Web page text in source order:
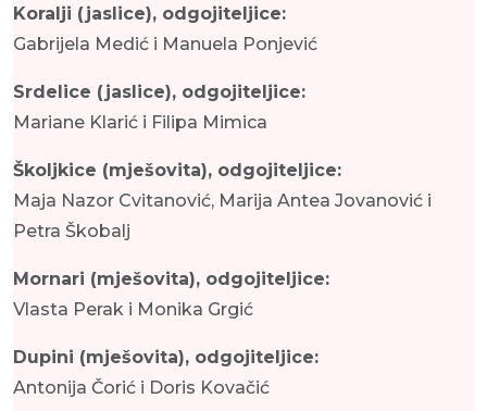
Koralji (jaslice), odgojiteljice:
Gabrijela Medić i Manuela Ponjević
Srdelice (jaslice), odgojiteljice:
Mariane Klarić i Filipa Mimica
Školjkice (mješovita), odgojiteljice:
Maja Nazor Cvitanović, Marija Antea Jovanović i
Petra Škobalj
Mornari (mješovita), odgojiteljice:
Vlasta Perak i Monika Grgić
Dupini (mješovita), odgojiteljice:
Antonija Čorić i Doris Kovačić